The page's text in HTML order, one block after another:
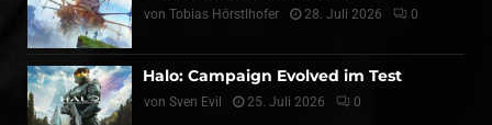
von Tobias Hörstlhofer 28. Juli 2026 0
Halo: Campaign Evolved im Test
von Sven Evil 25. Juli 2026 0